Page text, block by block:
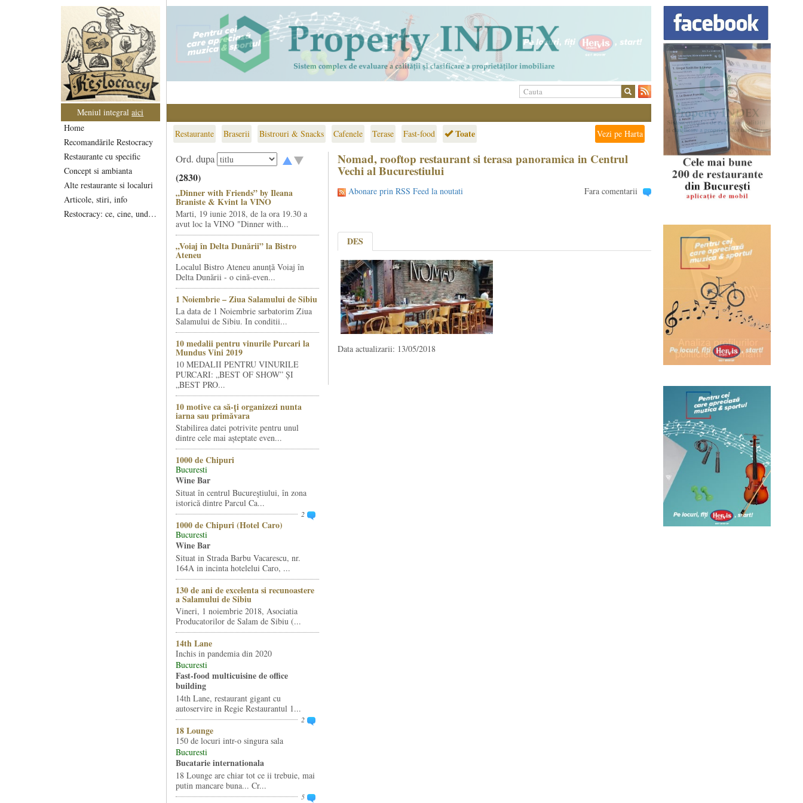
Meniul integralaici
Home
Recomandările Restocracy
Restaurante cu specific
Concept si ambianta
Alte restaurante si localuri
Articole, stiri, info
Restocracy: ce, cine, unde...
Restaurante Braserii Bistrouri & Snacks Cafenele Terase Fast-food Toate Vezi pe Harta
Ord. dupa
(2830)
„Dinner with Friends” by Ileana
Braniste & Kvint la VINO
Marti, 19 iunie 2018, de la ora 19.30 a
avut loc la VINO "Dinner with...
„Voiaj în Delta Dunării” la Bistro
Ateneu
Localul Bistro Ateneu anunță Voiaj în
Delta Dunării - o cină-even...
1 Noiembrie – Ziua Salamului de Sibiu
La data de 1 Noiembrie sarbatorim Ziua
Salamului de Sibiu. In conditii...
10 medalii pentru vinurile Purcari la
Mundus Vini 2019
10 MEDALII PENTRU VINURILE
PURCARI: „BEST OF SHOW” ȘI
„BEST PRO...
10 motive ca să-ți organizezi nunta
iarna sau primăvara
Stabilirea datei potrivite pentru unul
dintre cele mai așteptate even...
1000 de Chipuri
Bucuresti
Wine Bar
Situat în centrul Bucureştiului, în zona
istorică dintre Parcul Ca...
2
1000 de Chipuri (Hotel Caro)
Bucuresti
Wine Bar
Situat in Strada Barbu Vacarescu, nr.
164A in incinta hotelelui Caro, ...
130 de ani de excelenta si recunoastere
a Salamului de Sibiu
Vineri, 1 noiembrie 2018, Asociatia
Producatorilor de Salam de Sibiu (...
14th Lane
Inchis in pandemia din 2020
Bucuresti
Fast-food multicuisine de office
building
14th Lane, restaurant gigant cu
autoservire in Regie Restaurantul 1...
2
18 Lounge
150 de locuri intr-o singura sala
Bucuresti
Bucatarie internationala
18 Lounge are chiar tot ce ii trebuie, mai
putin mancare buna... Cr...
5
Nomad, rooftop restaurant si terasa panoramica in Centrul
Vechi al Bucurestiului
Abonare prin RSS Feed la noutati Fara comentarii
DES
Data actualizarii: 13/05/2018